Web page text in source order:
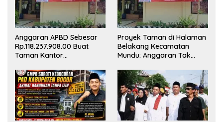
Anggaran APBD Sebesar
Rp.118.237.908.00 Buat
Taman Kantor
Masuk Akal, Harus
Dipertanggungjawabkan
Secara Terbuka!
Proyek Taman di Halaman
Belakang Kecamatan
Mundu: Anggaran Tak
Tersedia